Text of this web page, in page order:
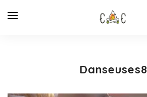
Danseuses8